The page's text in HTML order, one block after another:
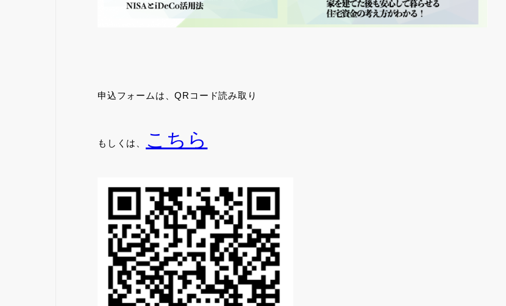
申込フォームは、QRコード読み取り
もしくは、 こちら